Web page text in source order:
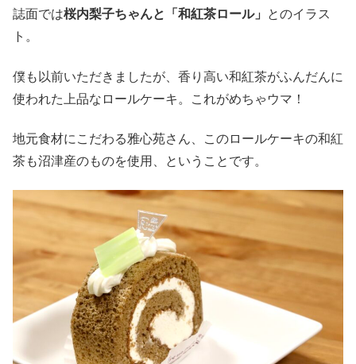
誌面では桜内梨子ちゃんと「和紅茶ロール」
とのイラス
ト。
僕も以前いただきましたが、香り高い和紅茶がふんだんに
使われた上品なロールケーキ。これがめちゃウマ！
地元食材にこだわる雅心苑さん、このロールケーキの和紅
茶も沼津産のものを使用、ということです。